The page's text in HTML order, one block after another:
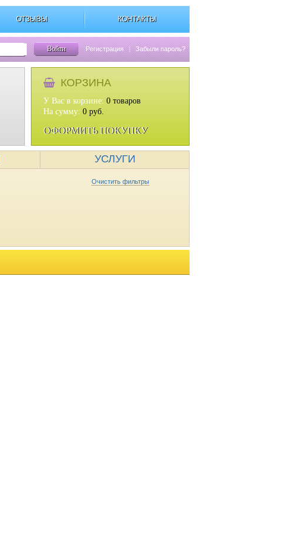
ОТЗЫВЫ КОНТАКТЫ
Войти Регистрация | Забыли пароль?
КОРЗИНА
У Вас в корзине: 0 товаров
На сумму: 0 руб.
ОФОРМИТЬ ПОКУПКУ
УСЛУГИ
Очистить фильтры